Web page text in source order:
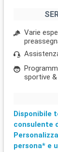
Varie
sportive
Disponibile
consulente
persona* e